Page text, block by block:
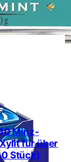
Minz-
für über
Stück)